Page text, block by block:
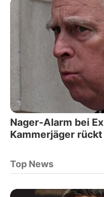
Nager-Alarm bei
Kammerjäger rückt
Top News